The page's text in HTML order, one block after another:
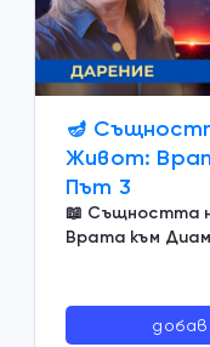
🪔
Живот:
Път 3
📖 Същността
Врата към